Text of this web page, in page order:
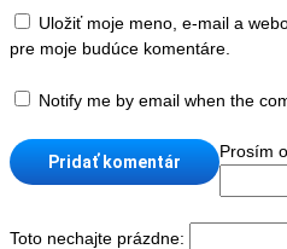
Uložiť moje meno, e-mail a
pre moje budúce komentáre.
Notify me by email when the
Prosím
Toto nechajte prázdne: